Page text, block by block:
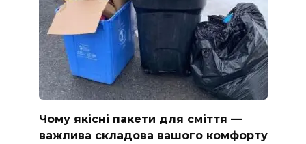
Чому якісні пакети для сміття —
важлива складова вашого комфорту